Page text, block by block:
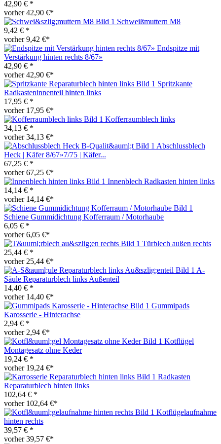
42,90 € *
vorher 42,90 €*
Schweißmuttern M8
9,42 € *
vorher 9,42 €*
Endspitze mit
Verstärkung hinten rechts 8/67»
42,90 € *
vorher 42,90 €*
Spritzkante
Radkasteninnenteil hinten links
17,95 € *
vorher 17,95 €*
Kofferraumblech links
34,13 € *
vorher 34,13 €*
Abschlussblech
Heck | Käfer 8/67»7/75 | Käfer...
67,25 € *
vorher 67,25 €*
Innenblech Radkasten hinten links
14,14 € *
vorher 14,14 €*
Schiene Gummidichtung Kofferraum / Motorhaube
6,05 € *
vorher 6,05 €*
Türblech außen rechts
25,44 € *
vorher 25,44 €*
A-
Säule Reparaturblech links Außenteil
14,40 € *
vorher 14,40 €*
Gummipads
Karosserie - Hinterachse
2,94 € *
vorher 2,94 €*
Kotflügel
Montagesatz ohne Keder
19,24 € *
vorher 19,24 €*
Radkasten
Reparaturblech hinten links
102,64 € *
vorher 102,64 €*
Kotflügelaufnahme
hinten rechts
39,57 € *
vorher 39,57 €*